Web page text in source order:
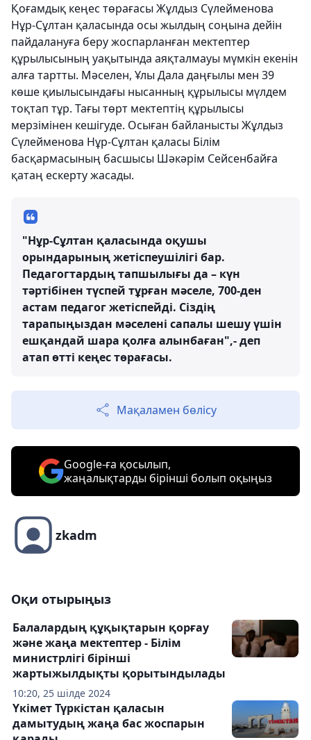
Қоғамдық кеңес төрағасы Жұлдыз Сүлейменова
Нұр-Сұлтан қаласында осы жылдың соңына дейін
пайдалануға беру жоспарланған мектептер
құрылысының уақытында аяқталмауы мүмкін екенін
алға тартты. Мәселен, Ұлы Дала даңғылы мен 39
көше қиылысындағы нысанның құрылысы мүлдем
тоқтап тұр. Тағы төрт мектептің құрылысы
мерзімінен кешігуде. Осыған байланысты Жұлдыз
Сүлейменова Нұр-Сұлтан қаласы Білім
басқармасының басшысы Шәкәрім Сейсенбайға
қатаң ескерту жасады.
"Нұр-Сұлтан қаласында оқушы
орындарының жетіспеушілігі бар.
Педагогтардың тапшылығы да – күн
тәртібінен түспей тұрған мәселе, 700-ден
астам педагог жетіспейді. Сіздің
тарапыңыздан мәселені сапалы шешу үшін
ешқандай шара қолға алынбаған",- деп
атап өтті кеңес төрағасы.
Мақаламен бөлісу
Google-ға қосылып,
жаңалықтарды бірінші болып оқыңыз
zkadm
Оқи отырыңыз
10:20, 25 шілде 2024
Балалардың құқықтарын қорғау
және жаңа мектептер - Білім
министрлігі бірінші
жартыжылдықты қорытындылады
Үкімет Түркістан қаласын
дамытудың жаңа бас жоспарын